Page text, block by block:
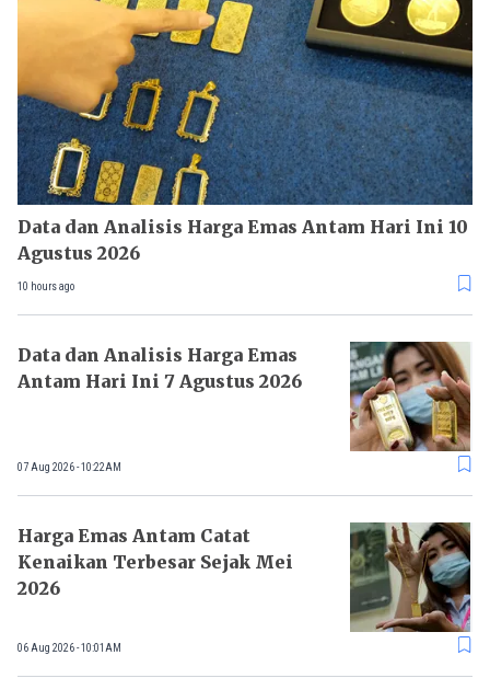
Data dan Analisis Harga Emas Antam Hari Ini 10
Agustus 2026
10 hours ago
Data dan Analisis Harga Emas
Antam Hari Ini 7 Agustus 2026
07 Aug 2026 - 10:22AM
Harga Emas Antam Catat
Kenaikan Terbesar Sejak Mei
2026
06 Aug 2026 - 10:01AM